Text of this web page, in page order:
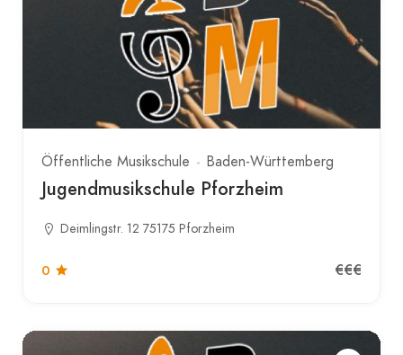
Öffentliche Musikschule Baden-Württemberg
Jugendmusikschule Pforzheim
Deimlingstr. 12 75175 Pforzheim
0 €€€